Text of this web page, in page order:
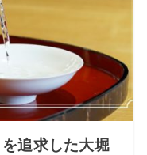
追求した大堀